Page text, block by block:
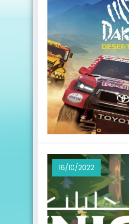
16/10/2022